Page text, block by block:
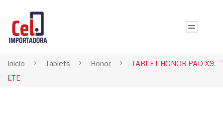
Inicio Tablets Honor
TABLET HONOR PAD X9
LTE